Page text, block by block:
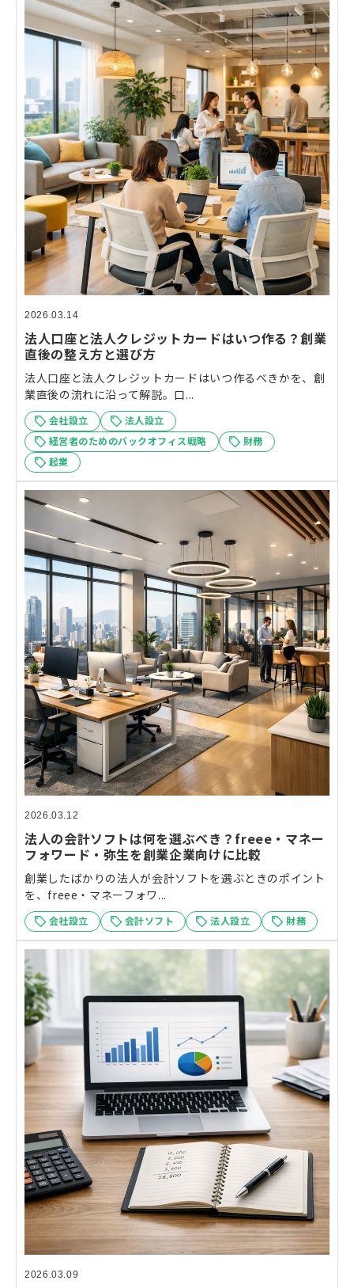
2026.03.14
法人口座と法人クレジットカードはいつ作る？創業
直後の整え方と選び方
法人口座と法人クレジットカードはいつ作るべきかを、創
業直後の流れに沿って解説。口...
会社設立
法人設立
経営者のためのバックオフィス戦略
財務
起業
2026.03.12
法人の会計ソフトは何を選ぶべき？freee・マネー
フォワード・弥生を創業企業向けに比較
創業したばかりの法人が会計ソフトを選ぶときのポイント
を、freee・マネーフォワ...
会社設立 会計ソフト 法人設立 財務
2026.03.09